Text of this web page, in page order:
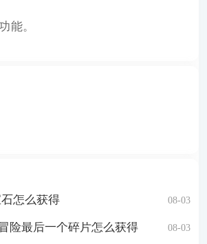
能。
怎么获得 08-03
险最后一个碎片怎么获得 08-03